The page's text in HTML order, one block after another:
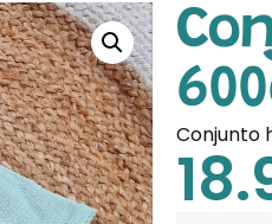
Conjunto